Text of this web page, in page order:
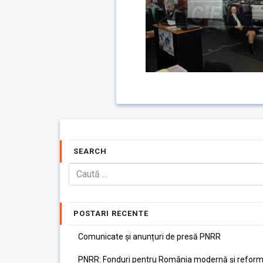
SEARCH
POSTARI RECENTE
Comunicate și anunțuri de presă PNRR
PNRR: Fonduri pentru România modernă și